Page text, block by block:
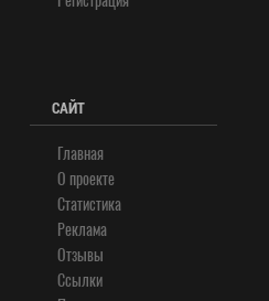
САЙТ
Главная
О проекте
Статистика
Реклама
Отзывы
Ссылки